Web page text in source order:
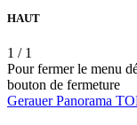
HAUT
1 / 1
Pour fermer le menu
bouton de fermeture
Gerauer Panorama